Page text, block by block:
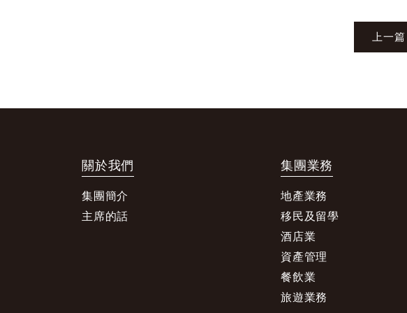
上一篇
關於我們
集團簡介
主席的話
集團業務
地產業務
移民及留學
酒店業
資產管理
餐飲業
旅遊業務